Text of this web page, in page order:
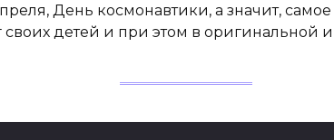
День космонавтики, а значит,
своих детей и при этом в оригинальной